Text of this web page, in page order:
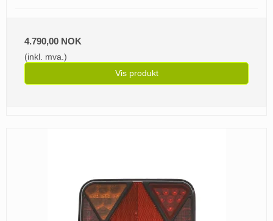
4.790,00 NOK
(inkl. mva.)
Vis produkt